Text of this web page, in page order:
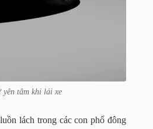
yên tâm khi lái xe
lách trong các con phố đông